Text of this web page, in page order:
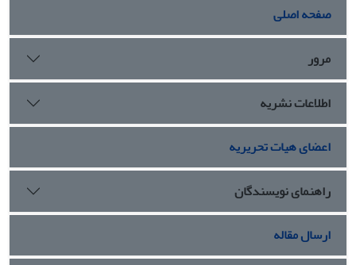
صفحه اصلی
مرور
اطلاعات نشریه
اعضای هیات تحریریه
راهنمای نویسندگان
ارسال مقاله